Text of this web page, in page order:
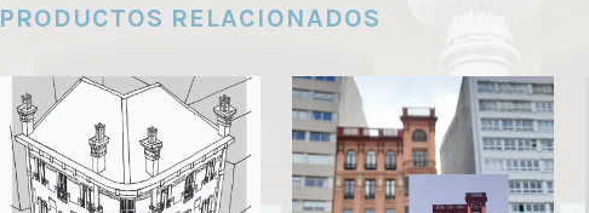
PRODUCTOS RELACIONADOS